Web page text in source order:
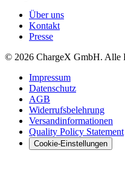
Über uns
Kontakt
Presse
© 2026 ChargeX GmbH. Alle
Impressum
Datenschutz
AGB
Widerrufsbelehrung
Versandinformationen
Quality Policy Statement
Cookie-Einstellungen